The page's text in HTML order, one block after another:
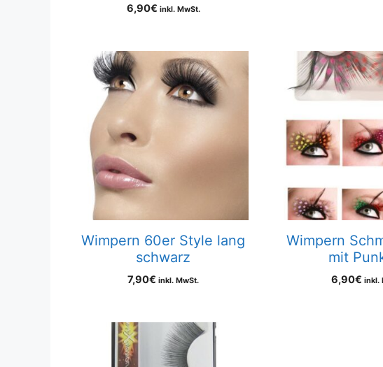
6,90€ inkl. MwSt.
Wimpern 60er Style lang
schwarz
7,90€ inkl. MwSt.
Wimpern
mit
6,90€ inkl.